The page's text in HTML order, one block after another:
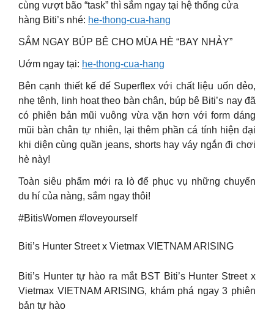
cùng vượt bão “task” thì sắm ngay tại hệ thống cửa
hàng Biti’s nhé: he-thong-cua-hang
SẮM NGAY BÚP BÊ CHO MÙA HÈ “BAY NHẢY”
Uớm ngay tại: he-thong-cua-hang
Bên cạnh thiết kế đế Superflex với chất liệu uốn dẻo,
nhẹ tênh, linh hoạt theo bàn chân, búp bê Biti’s nay đã
có phiên bản mũi vuông vừa vặn hơn với form dáng
mũi bàn chân tự nhiên, lại thêm phần cá tính hiện đại
khi diện cùng quần jeans, shorts hay váy ngắn đi chơi
hè này!
Toàn siêu phẩm mới ra lò để phục vụ những chuyến
du hí của nàng, sắm ngay thôi!
#BitisWomen #loveyourself
Biti’s Hunter Street x Vietmax VIETNAM ARISING
Biti’s Hunter tự hào ra mắt BST Biti’s Hunter Street x
Vietmax VIETNAM ARISING, khám phá ngay 3 phiên
bản tự hào